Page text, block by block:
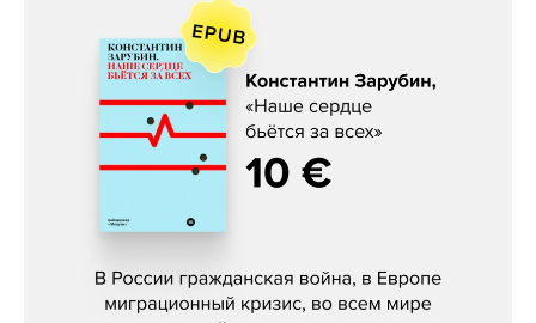
Константин Зарубин, «Наше сердце